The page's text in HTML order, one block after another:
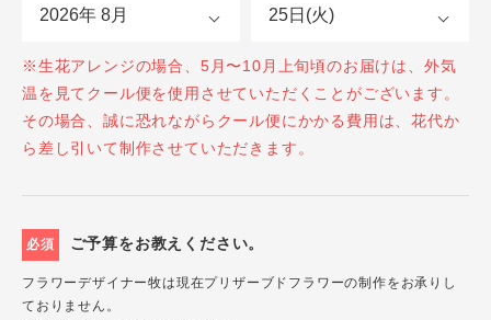
※生花アレンジの場合、5月〜10月上旬頃のお届けは、外気
温を見てクール便を使用させていただくことがございます。
その場合、誠に恐れながらクール便にかかる費用は、花代か
ら差し引いて制作させていただきます。
必須 ご予算をお教えください。
フラワーデザイナー牧は現在プリザーブドフラワーの制作をお承りし
ておりません。